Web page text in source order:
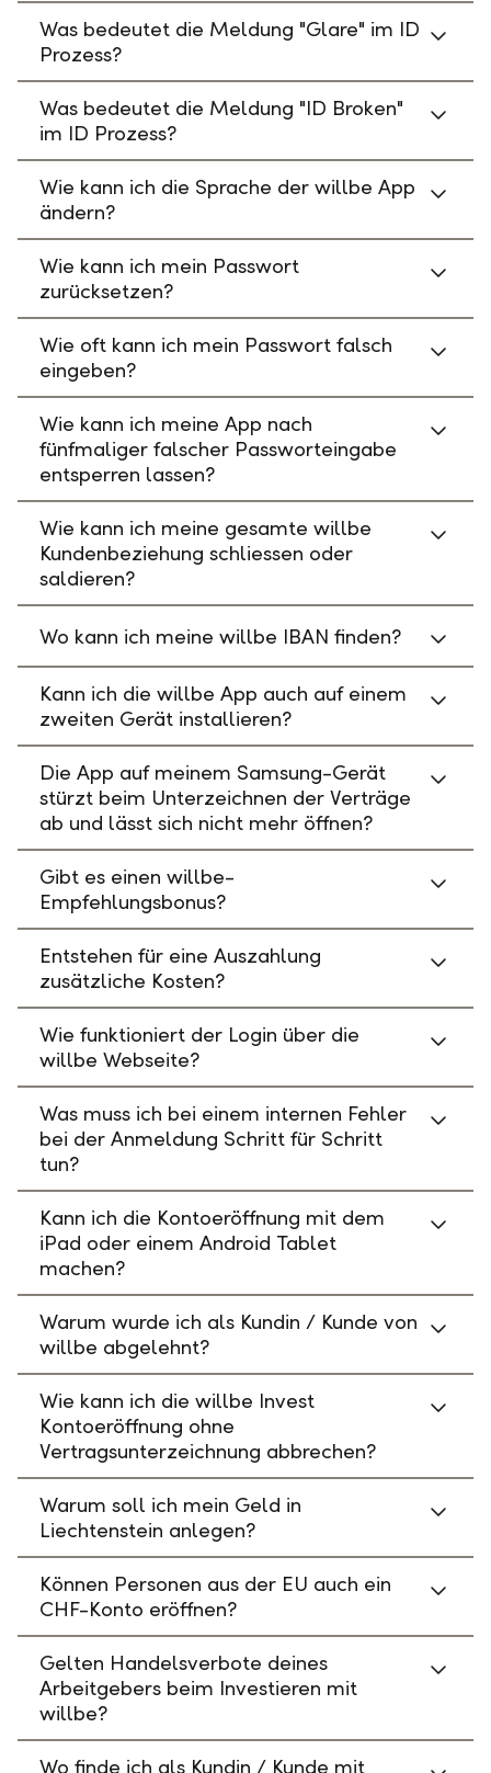
Was bedeutet die Meldung "Glare" im ID
Prozess?
Was bedeutet die Meldung "ID Broken"
im ID Prozess?
Wie kann ich die Sprache der willbe App
ändern?
Wie kann ich mein Passwort
zurücksetzen?
Wie oft kann ich mein Passwort falsch
eingeben?
Wie kann ich meine App nach
fünfmaliger falscher Passworteingabe
entsperren lassen?
Wie kann ich meine gesamte willbe
Kundenbeziehung schliessen oder
saldieren?
Wo kann ich meine willbe IBAN finden?
Kann ich die willbe App auch auf einem
zweiten Gerät installieren?
Die App auf meinem Samsung-Gerät
stürzt beim Unterzeichnen der Verträge
ab und lässt sich nicht mehr öffnen?
Gibt es einen willbe-
Empfehlungsbonus?
Entstehen für eine Auszahlung
zusätzliche Kosten?
Wie funktioniert der Login über die
willbe Webseite?
Was muss ich bei einem internen Fehler
bei der Anmeldung Schritt für Schritt
tun?
Kann ich die Kontoeröffnung mit dem
iPad oder einem Android Tablet
machen?
Warum wurde ich als Kundin / Kunde von
willbe abgelehnt?
Wie kann ich die willbe Invest
Kontoeröffnung ohne
Vertragsunterzeichnung abbrechen?
Warum soll ich mein Geld in
Liechtenstein anlegen?
Können Personen aus der EU auch ein
CHF-Konto eröffnen?
Gelten Handelsverbote deines
Arbeitgebers beim Investieren mit
willbe?
Wo finde ich als Kundin / Kunde mit